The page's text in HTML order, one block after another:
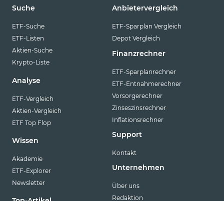
Suche
ETF-Suche
ETF-Listen
Aktien-Suche
Krypto-Liste
Analyse
ETF-Vergleich
Aktien-Vergleich
ETF Top Flop
Wissen
Akademie
ETF-Explorer
Newsletter
Anbietervergleich
ETF-Sparplan Vergleich
Depot Vergleich
Finanzrechner
ETF-Sparplanrechner
ETF-Entnahmerechner
Vorsorgerechner
Zinseszinsrechner
Inflationsrechner
Support
Kontakt
Unternehmen
Über uns
Redaktion